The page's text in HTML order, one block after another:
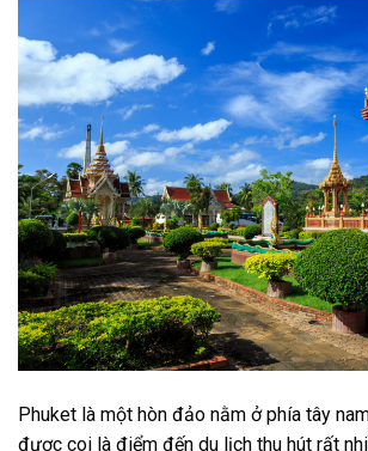
Phuket là một hòn đảo nằm ở phía tây
được coi là điểm đến du lịch thu hút rất